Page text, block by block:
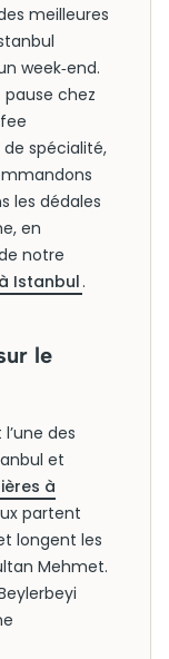
meilleures
week‑end.
chez
spécialité,
les dédales
en
notre
Istanbul .
le
des
et
à
partent
longent les
Mehmet.